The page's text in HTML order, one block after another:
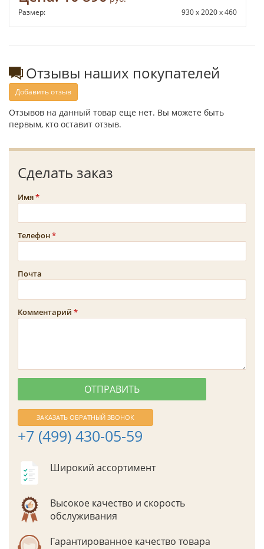
Размер: 930 x 2020 x 460
Отзывы наших покупателей
Добавить отзыв
Отзывов на данный товар еще нет. Вы можете быть
первым, кто оставит отзыв.
Сделать заказ
Имя
Телефон
Почта
Комментарий
ЗАКАЗАТЬ ОБРАТНЫЙ ЗВОНОК
+7 (499) 430-05-59
Широкий ассортимент
Высокое качество и скорость
обслуживания
Гарантированное качество товара